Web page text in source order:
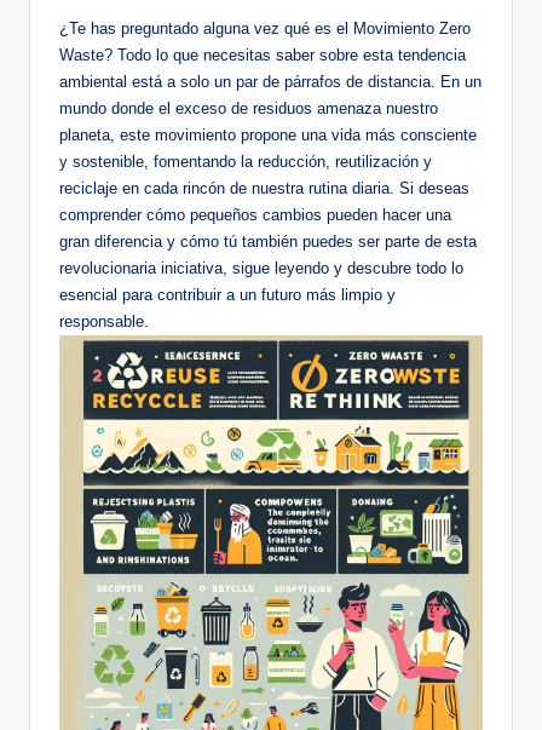
¿Te has preguntado alguna vez qué es el Movimiento Zero
Waste? Todo lo que necesitas saber sobre esta tendencia
ambiental está a solo un par de párrafos de distancia. En un
mundo donde el exceso de residuos amenaza nuestro
planeta, este movimiento propone una vida más consciente
y sostenible, fomentando la reducción, reutilización y
reciclaje en cada rincón de nuestra rutina diaria. Si deseas
comprender cómo pequeños cambios pueden hacer una
gran diferencia y cómo tú también puedes ser parte de esta
revolucionaria iniciativa, sigue leyendo y descubre todo lo
esencial para contribuir a un futuro más limpio y
responsable.